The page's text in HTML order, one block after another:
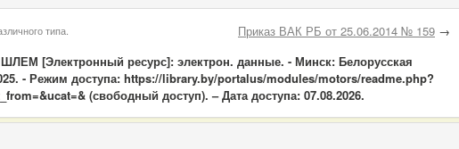
Приказ ВАК РБ от 25.06.2014 № 159 →
типа.
[Электронный ресурс]: электрон. данные. - Минск: Белорусская
- Режим доступа: https://library.by/portalus/modules/motors/readme.php?
(свободный доступ). – Дата доступа: 07.08.2026.